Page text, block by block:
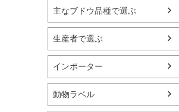
主なブドウ品種で選ぶ
生産者で選ぶ
インポーター
動物ラベル